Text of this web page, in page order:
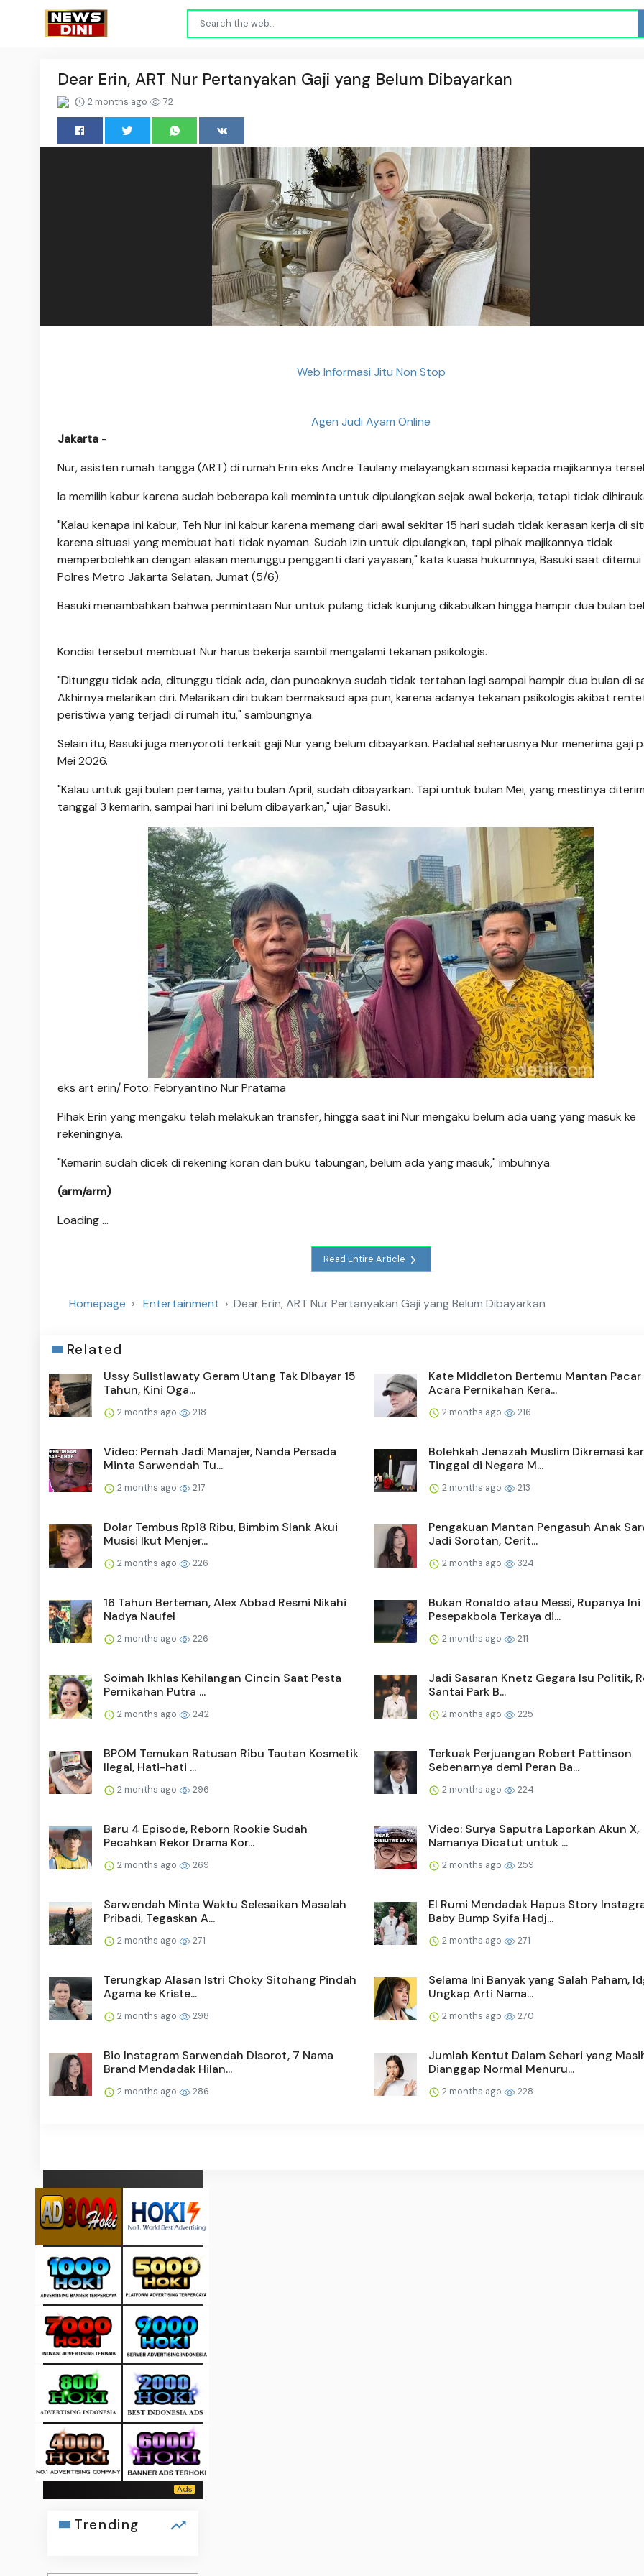
Dear Erin, ART Nur Pertanyakan Gaji yang Belum Dibayarkan
2 months ago 72
Web Informasi Jitu Non Stop
Agen Judi Ayam Online
Jakarta -
Nur, asisten rumah tangga (ART) di rumah Erin eks Andre Taulany melayangkan somasi kepada majikannya
Ia memilih kabur karena sudah beberapa kali meminta untuk dipulangkan sejak awal bekerja, tetapi tidak
"Kalau kenapa ini kabur, Teh Nur ini kabur karena memang dari awal sekitar 15 hari sudah tidak kerasan kerja di
karena situasi yang membuat hati tidak nyaman. Sudah izin untuk dipulangkan, tapi pihak majikannya tidak
memperbolehkan dengan alasan menunggu pengganti dari yayasan," kata kuasa hukumnya, Basuki saat ditemui
Polres Metro Jakarta Selatan, Jumat (5/6).
Basuki menambahkan bahwa permintaan Nur untuk pulang tidak kunjung dikabulkan hingga hampir dua bulan
Kondisi tersebut membuat Nur harus bekerja sambil mengalami tekanan psikologis.
"Ditunggu tidak ada, ditunggu tidak ada, dan puncaknya sudah tidak tertahan lagi sampai hampir dua bulan di
Akhirnya melarikan diri. Melarikan diri bukan bermaksud apa pun, karena adanya tekanan psikologis akibat
peristiwa yang terjadi di rumah itu," sambungnya.
Selain itu, Basuki juga menyoroti terkait gaji Nur yang belum dibayarkan. Padahal seharusnya Nur menerima gaji
Mei 2026.
"Kalau untuk gaji bulan pertama, yaitu bulan April, sudah dibayarkan. Tapi untuk bulan Mei, yang mestinya
tanggal 3 kemarin, sampai hari ini belum dibayarkan," ujar Basuki.
eks art erin/ Foto: Febryantino Nur Pratama
Pihak Erin yang mengaku telah melakukan transfer, hingga saat ini Nur mengaku belum ada uang yang masuk ke
rekeningnya.
"Kemarin sudah dicek di rekening koran dan buku tabungan, belum ada yang masuk," imbuhnya.
(arm/arm)
Loading ...
Read Entire Article
Homepage Entertainment Dear Erin, ART Nur Pertanyakan Gaji yang Belum Dibayarkan
Related
Ussy Sulistiawaty Geram Utang Tak Dibayar 15
Tahun, Kini Oga...
2 months ago 218
Kate Middleton Bertemu Mantan Pacar
Acara Pernikahan Kera...
2 months ago 216
Video: Pernah Jadi Manajer, Nanda Persada
Minta Sarwendah Tu...
2 months ago 217
Bolehkah Jenazah Muslim Dikremasi
Tinggal di Negara M...
2 months ago 213
Dolar Tembus Rp18 Ribu, Bimbim Slank Akui
Musisi Ikut Menjer...
2 months ago 226
Pengakuan Mantan Pengasuh Anak
Jadi Sorotan, Cerit...
2 months ago 324
16 Tahun Berteman, Alex Abbad Resmi Nikahi
Nadya Naufel
2 months ago 226
Bukan Ronaldo atau Messi, Rupanya Ini
Pesepakbola Terkaya di...
2 months ago 211
Soimah Ikhlas Kehilangan Cincin Saat Pesta
Pernikahan Putra ...
2 months ago 242
Jadi Sasaran Knetz Gegara Isu Politik,
Santai Park B...
2 months ago 225
BPOM Temukan Ratusan Ribu Tautan Kosmetik
Ilegal, Hati-hati ...
2 months ago 296
Terkuak Perjuangan Robert Pattinson
Sebenarnya demi Peran Ba...
2 months ago 224
Baru 4 Episode, Reborn Rookie Sudah
Pecahkan Rekor Drama Kor...
2 months ago 269
Video: Surya Saputra Laporkan Akun X,
Namanya Dicatut untuk ...
2 months ago 259
Sarwendah Minta Waktu Selesaikan Masalah
Pribadi, Tegaskan A...
2 months ago 271
El Rumi Mendadak Hapus Story
Baby Bump Syifa Hadj...
2 months ago 271
Terungkap Alasan Istri Choky Sitohang Pindah
Agama ke Kriste...
2 months ago 298
Selama Ini Banyak yang Salah Paham,
Ungkap Arti Nama...
2 months ago 270
Bio Instagram Sarwendah Disorot, 7 Nama
Brand Mendadak Hilan...
2 months ago 286
Jumlah Kentut Dalam Sehari yang
Dianggap Normal Menuru...
2 months ago 228
Trending